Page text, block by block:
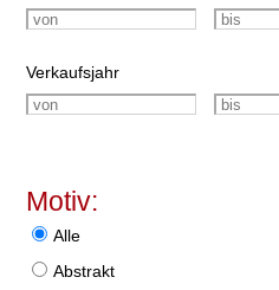
Verkaufsjahr
Motiv:
Alle
Abstrakt